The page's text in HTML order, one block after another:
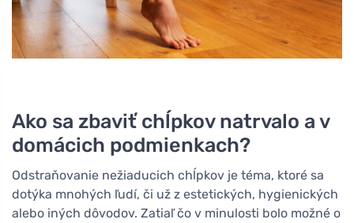
Ako sa zbaviť chĺpkov natrvalo a v
domácich podmienkach?
Odstraňovanie nežiaducich chĺpkov je téma, ktoré sa
dotýka mnohých ľudí, či už z estetických, hygienických
alebo iných dôvodov. Zatiaľ čo v minulosti bolo možné o